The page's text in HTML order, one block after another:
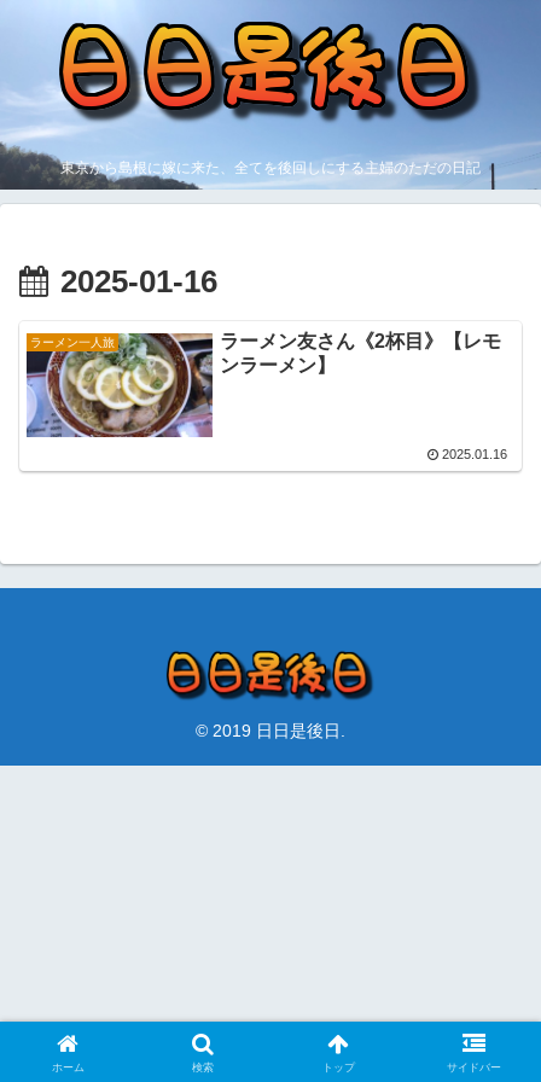
東京から島根に嫁に来た、全てを後回しにする主婦のただの日記
2025-01-16
ラーメン一人旅
ラーメン友さん《2杯目》【レモ
ンラーメン】
2025.01.16
© 2019 日日是後日.
ホーム 検索 トップ サイドバー